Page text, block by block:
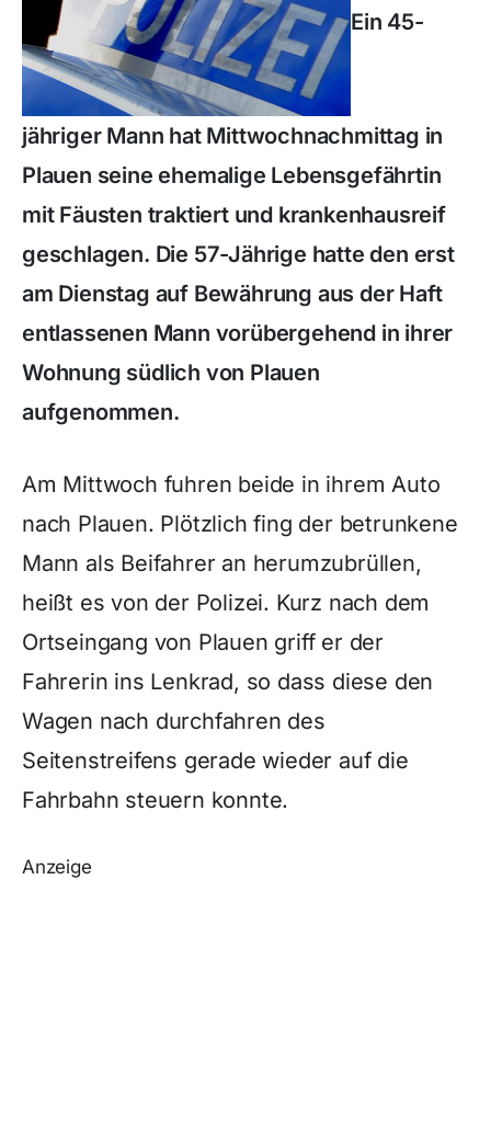
Ein 45-
jähriger Mann hat Mittwochnachmittag in
Plauen seine ehemalige Lebensgefährtin
mit Fäusten traktiert und krankenhausreif
geschlagen. Die 57-Jährige hatte den erst
am Dienstag auf Bewährung aus der Haft
entlassenen Mann vorübergehend in ihrer
Wohnung südlich von Plauen
aufgenommen.
Am Mittwoch fuhren beide in ihrem Auto
nach Plauen. Plötzlich fing der betrunkene
Mann als Beifahrer an herumzubrüllen,
heißt es von der Polizei. Kurz nach dem
Ortseingang von Plauen griff er der
Fahrerin ins Lenkrad, so dass diese den
Wagen nach durchfahren des
Seitenstreifens gerade wieder auf die
Fahrbahn steuern konnte.
Anzeige